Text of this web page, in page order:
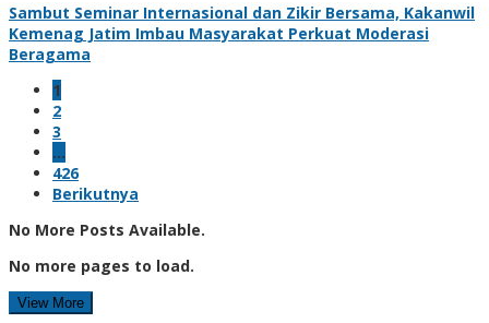
Sambut Seminar Internasional dan Zikir Bersama, Kakanwil
Kemenag Jatim Imbau Masyarakat Perkuat Moderasi
Beragama
1
2
3
…
426
Berikutnya
No More Posts Available.
No more pages to load.
View More